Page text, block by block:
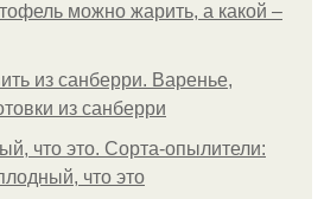
можно жарить, а какой –
из санберри. Варенье,
из санберри
что это. Сорта-опылители:
что это